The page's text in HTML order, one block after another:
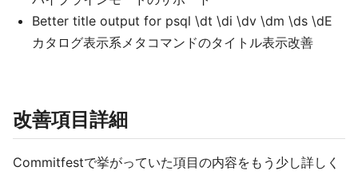
Better title output for psql \dt \di \dv \dm \ds \dE
カタログ表示系メタコマンドのタイトル表示改善
改善項目詳細
Commitfestで挙がっていた項目の内容をもう少し詳しく